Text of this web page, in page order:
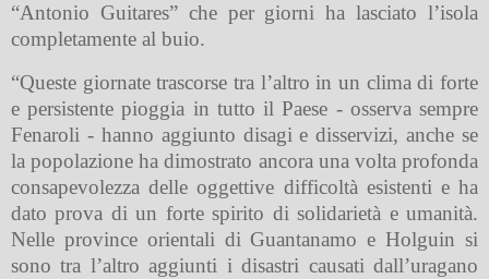
“Antonio Guitares” che per giorni ha lasciato l’isola
completamente al buio.
“Queste giornate trascorse tra l’altro in un clima di forte
e persistente pioggia in tutto il Paese - osserva sempre
Fenaroli - hanno aggiunto disagi e disservizi, anche se
la popolazione ha dimostrato ancora una volta profonda
consapevolezza delle oggettive difficoltà esistenti e ha
dato prova di un forte spirito di solidarietà e umanità.
Nelle province orientali di Guantanamo e Holguin si
sono tra l’altro aggiunti i disastri causati dall’uragano